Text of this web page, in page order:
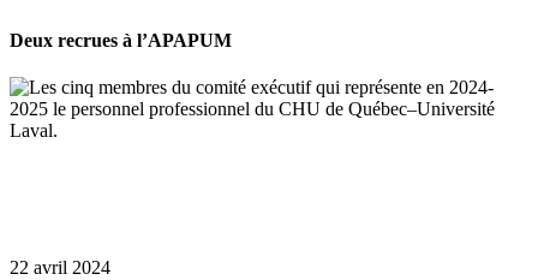
Deux recrues à l’APAPUM
22 avril 2024